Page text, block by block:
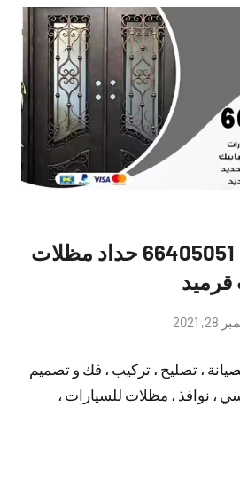
حداد تيماء هندي 66405051 حداد مظلات
قرميد
2021
تعليقات
، تصليح ، تركيب ، فك و تصميم
، نوافذ ، مظلات للسيارات ،